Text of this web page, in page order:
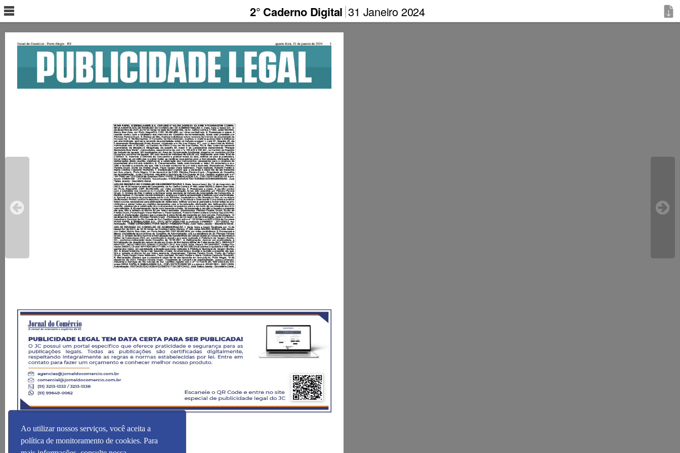
Ao utilizar nossos serviços, você aceita a
política de monitoramento de cookies. Para
2° Caderno Digital 31 Janeiro 2024